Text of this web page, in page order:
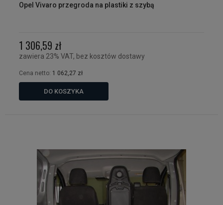
Opel Vivaro przegroda na plastiki z szybą
1 306,59 zł
zawiera 23% VAT, bez kosztów dostawy
Cena netto: 1 062,27 zł
DO KOSZYKA